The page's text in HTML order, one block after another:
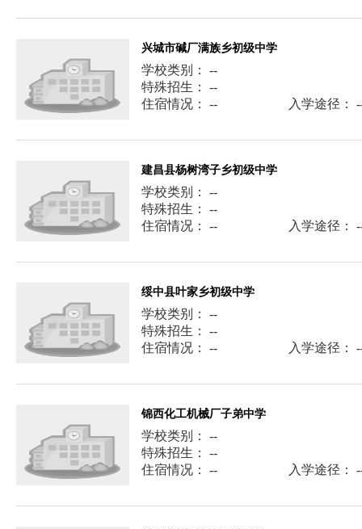
兴城市碱厂满族乡初级中学
学校类别： --
特殊招生： --
住宿情况： --
入学途径：
建昌县杨树湾子乡初级中学
学校类别： --
特殊招生： --
住宿情况： --
入学途径：
绥中县叶家乡初级中学
学校类别： --
特殊招生： --
住宿情况： --
入学途径：
锦西化工机械厂子弟中学
学校类别： --
特殊招生： --
住宿情况： --
入学途径：